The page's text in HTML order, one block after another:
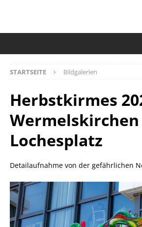
STARTSEITE Bildgalerien
Herbstkirmes
Lochesplatz
Detailaufnahme von der gefährlichen